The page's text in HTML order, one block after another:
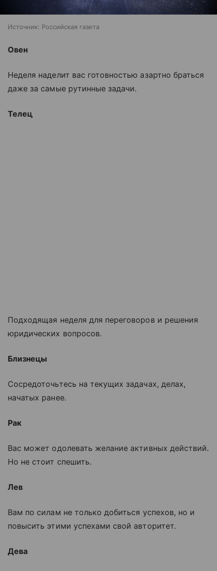
Источник: Российская газета
Овен
Неделя наделит вас готовностью азартно браться
даже за самые рутинные задачи.
Телец
Подходящая неделя для переговоров и решения
юридических вопросов.
Близнецы
Сосредоточьтесь на текущих задачах, делах,
начатых ранее.
Рак
Вас может одолевать желание активных действий.
Но не стоит спешить.
Лев
Вам по силам не только добиться успехов, но и
повысить этими успехами свой авторитет.
Дева